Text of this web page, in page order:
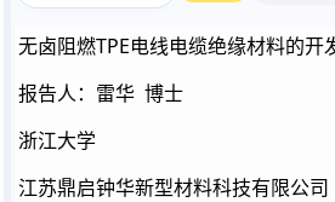
无卤阻燃TPE电线电缆绝缘材料的开
报告人：雷华 博士
浙江大学
江苏鼎启钟华新型材料科技有限公司